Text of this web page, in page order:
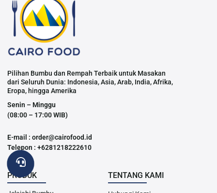
Pilihan Bumbu dan Rempah Terbaik untuk Masakan
dari Seluruh Dunia: Indonesia, Asia, Arab, India, Afrika,
Eropa, hingga Amerika
Senin – Minggu
(08:00 – 17:00 WIB)
E-mail : order@cairofood.id
Telepon : +6281218222610
PRODUK TENTANG KAMI